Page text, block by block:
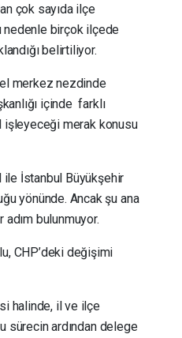
çok sayıda ilçe
nedenle birçok ilçede
belirtiliyor.
merkez nezdinde
içinde farklı
işleyeceği merak konusu
ile İstanbul Büyükşehir
yönünde. Ancak şu ana
bulunmuyor.
CHP’deki değişimi
halinde, il ve ilçe
sürecin ardından delege